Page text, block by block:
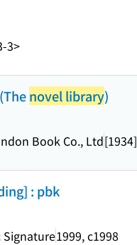
3>
novel library)
Book Co., Ltd[1934]
: pbk
Signature1999, c1998